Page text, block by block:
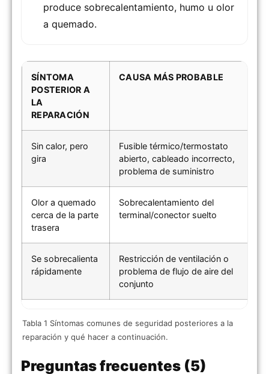
produce sobrecalentamiento, humo u olor
a quemado.
SÍNTOMA
POSTERIOR A
LA
REPARACIÓN
CAUSA MÁS PROBABLE
Sin calor, pero
gira
Fusible térmico/termostato
abierto, cableado incorrecto,
problema de suministro
Olor a quemado
cerca de la parte
trasera
Sobrecalentamiento del
terminal/conector suelto
Se sobrecalienta
rápidamente
Restricción de ventilación o
problema de flujo de aire del
conjunto
Tabla 1 Síntomas comunes de seguridad posteriores a la
reparación y qué hacer a continuación.
Preguntas frecuentes (5)